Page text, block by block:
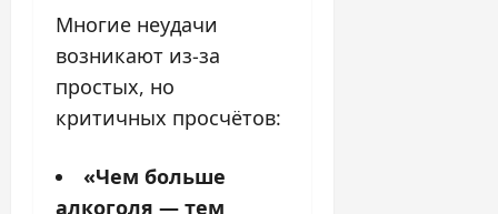
Многие неудачи
возникают из-за
простых, но
критичных просчётов:
«Чем больше
алкоголя — тем